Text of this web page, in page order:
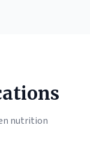
nutrition